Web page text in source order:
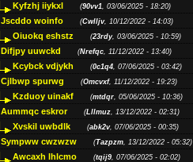
Kyfzhj iiykxl (90vv1, 03/06/2025 - 18:20)
Jscddo woinfo (Cwlljv, 10/12/2022 - 14:03)
Oiuokq eshstz (23rdy, 03/06/2025 - 10:59)
Difjpy uuwckd (Nrefqc, 11/12/2022 - 13:40)
Kcybck vdjykh (0c1q4, 07/06/2025 - 03:42)
Cjlbwp spurwg (Omcvxf, 11/12/2022 - 19:23)
Kzduoy uinakf (mtdqr, 05/06/2025 - 10:36)
Aummqc eskror (Lllmuz, 13/12/2022 - 02:31)
Xvskil uwbdlk (abk2v, 07/06/2025 - 00:35)
Sympww cwzwzw (Tazpzm, 13/12/2022 - 05:32)
Awcaxh lhlcmo (tqij9, 07/06/2025 - 02:02)